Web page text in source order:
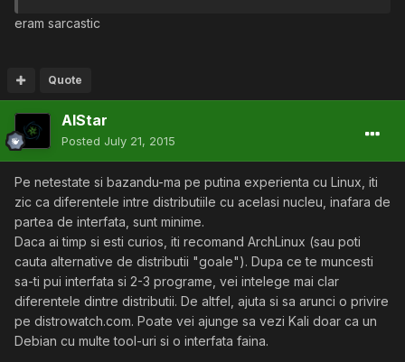
eram sarcastic
Quote
AlStar
Posted July 21, 2015
Pe netestate si bazandu-ma pe putina experienta cu Linux, iti
zic ca diferentele intre distributiile cu acelasi nucleu, inafara de
partea de interfata, sunt minime.
Daca ai timp si esti curios, iti recomand ArchLinux (sau poti
cauta alternative de distributii "goale"). Dupa ce te muncesti
sa-ti pui interfata si 2-3 programe, vei intelege mai clar
diferentele dintre distributii. De altfel, ajuta si sa arunci o privire
pe distrowatch.com. Poate vei ajunge sa vezi Kali doar ca un
Debian cu multe tool-uri si o interfata faina.